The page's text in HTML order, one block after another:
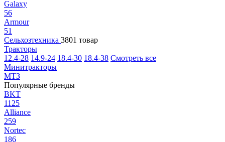
Galaxy
56
Armour
51
Сельхозтехника 3801 товар
Тракторы
12.4-28 14.9-24 18.4-30 18.4-38 Смотреть все
Минитракторы
МТЗ
Популярные бренды
BKT
1125
Alliance
259
Nortec
186